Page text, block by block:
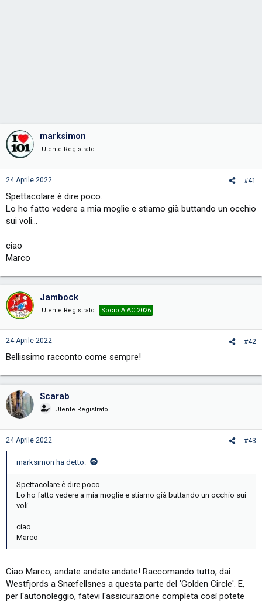
marksimon
Utente Registrato
24 Aprile 2022 #41
Spettacolare è dire poco.
Lo ho fatto vedere a mia moglie e stiamo già buttando un occhio
sui voli...
ciao
Marco
Jambock
Utente Registrato Socio AIAC 2026
24 Aprile 2022 #42
Bellissimo racconto come sempre!
Scarab
Utente Registrato
24 Aprile 2022 #43
marksimon ha detto:
Spettacolare è dire poco.
Lo ho fatto vedere a mia moglie e stiamo già buttando un occhio sui
voli...
ciao
Marco
Ciao Marco, andate andate andate! Raccomando tutto, dai
Westfjords a Snæfellsnes a questa parte del 'Golden Circle'. E,
per l'autonoleggio, fatevi l'assicurazione completa cosí potete